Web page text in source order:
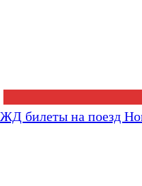
ЖД билеты на поезд